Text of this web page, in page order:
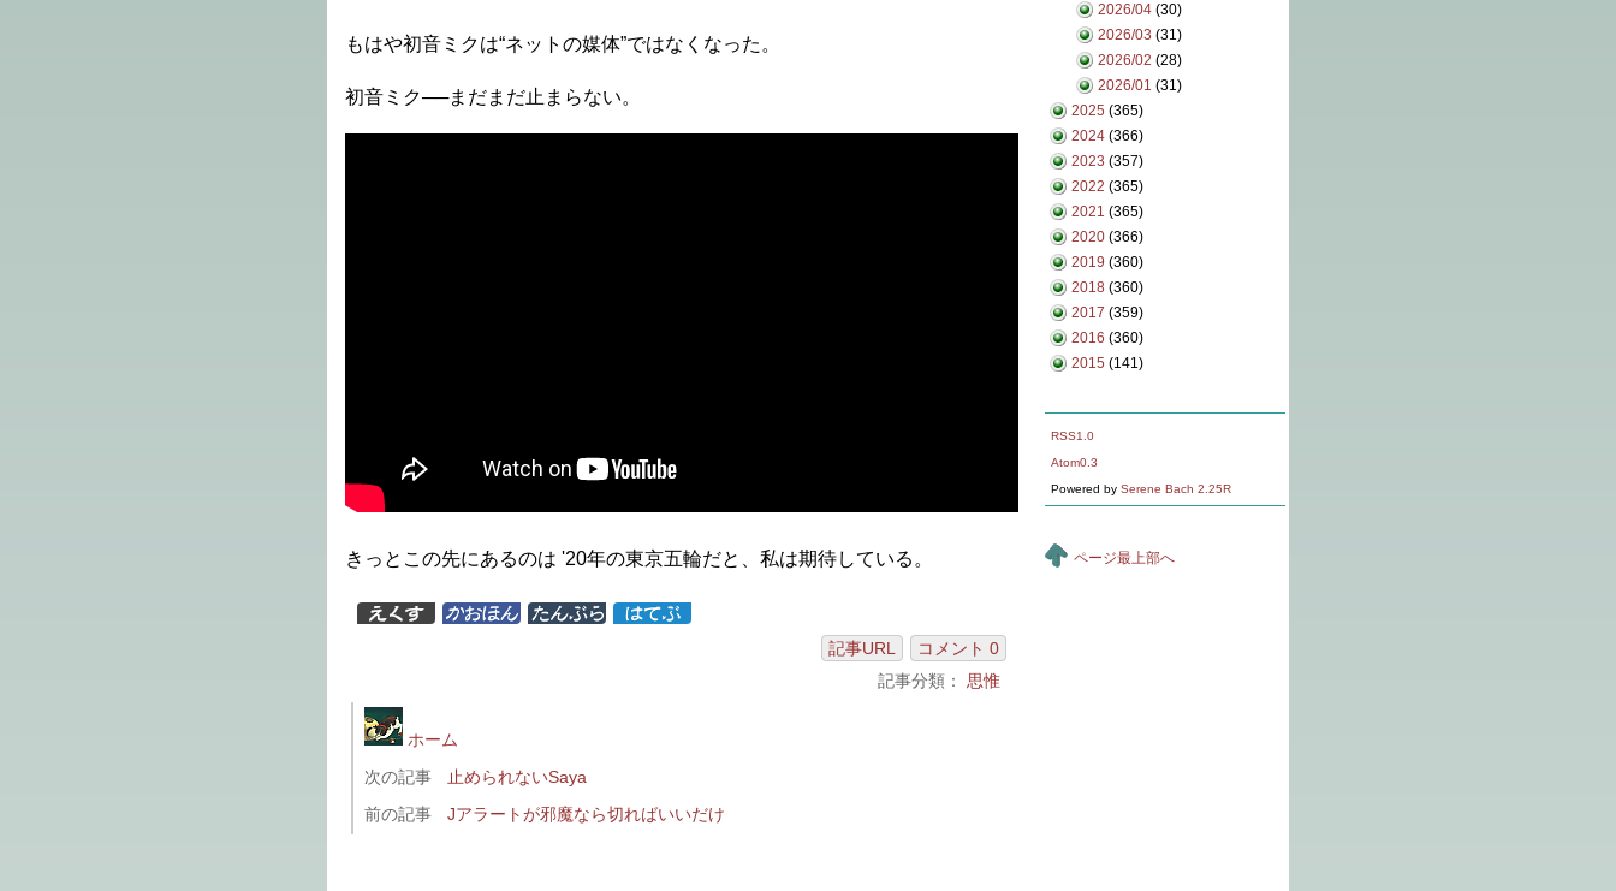
もはや初音ミクは“ネットの媒体”ではなくなった。
初音ミク──まだまだ止まらない。
きっとこの先にあるのは '20年の東京五輪だと、私は期待している。
記事URL
コメント 0
記事分類： 思惟
ホーム
次の記事
止められないSaya
前の記事
Jアラートが邪魔なら切ればいいだけ
2026/04 (30)
2026/03 (31)
2026/02 (28)
2026/01 (31)
2025 (365)
2024 (366)
2023 (357)
2022 (365)
2021 (365)
2020 (366)
2019 (360)
2018 (360)
2017 (359)
2016 (360)
2015 (141)
RSS1.0
Atom0.3
Powered by Serene Bach 2.25R
ページ最上部へ